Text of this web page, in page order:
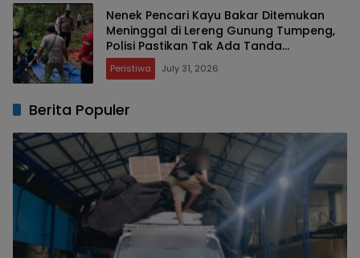
Nenek Pencari Kayu Bakar Ditemukan
Meninggal di Lereng Gunung Tumpeng,
Polisi Pastikan Tak Ada Tanda
Kekerasan
Peristiwa July 31, 2026
Berita Populer